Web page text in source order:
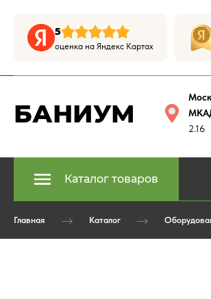
5
оценка на Яндекс Картах
БАНИУМ
2.16
Каталог товаров
Главная Каталог